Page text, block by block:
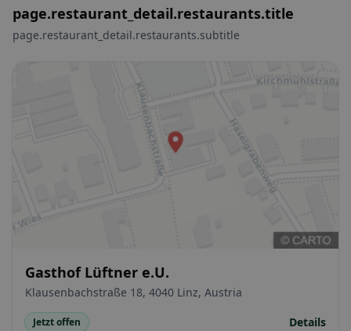
page.restaurant_detail.restaurants.title
page.restaurant_detail.restaurants.subtitle
Gasthof Lüftner e.U.
Klausenbachstraße 18, 4040 Linz, Austria
Jetzt offen Details